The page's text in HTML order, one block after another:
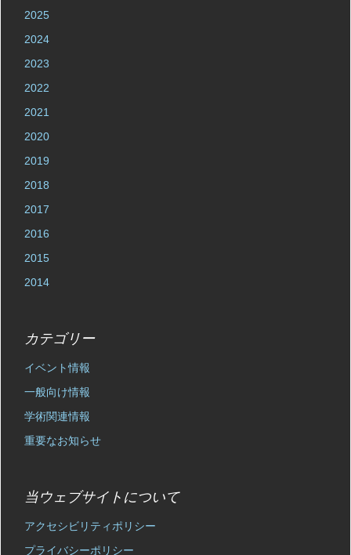
2025
2024
2023
2022
2021
2020
2019
2018
2017
2016
2015
2014
カテゴリー
イベント情報
一般向け情報
学術関連情報
重要なお知らせ
当ウェブサイトについて
アクセシビリティポリシー
プライバシーポリシー